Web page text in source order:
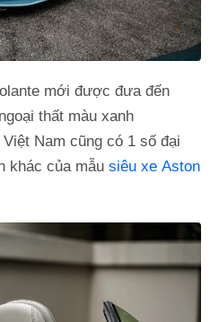
mới được đưa đến
thất màu xanh
Nam cũng có 1 số đại
khác của mẫu siêu xe Aston